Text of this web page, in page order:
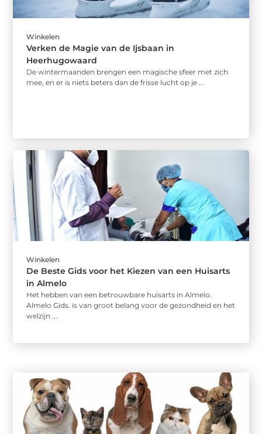
Winkelen
Verken de Magie van de Ijsbaan in
Heerhugowaard
De wintermaanden brengen een magische sfeer met zich
mee, en er is niets beters dan de frisse lucht op je ...
Winkelen
De Beste Gids voor het Kiezen van een Huisarts
in Almelo
Het hebben van een betrouwbare huisarts in Almelo.
Almelo Gids. is van groot belang voor de gezondheid en het
welzijn ...